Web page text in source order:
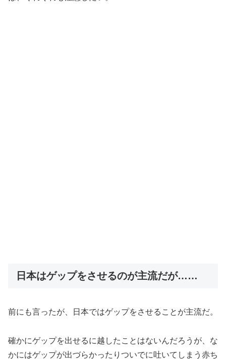
日本はゲップをさせるのが主流だが……
前にも言ったが、日本ではゲップをさせることが主流だ。
確かにゲップを出せるに越したことはないんだろうが、な
かにはゲップが出づらかったりついでに吐いてしまう赤ち